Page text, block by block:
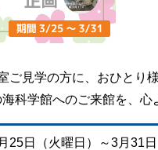
ご見学の方に、おひとり
科学館へのご来館を、心
25日（火曜日）～3月31